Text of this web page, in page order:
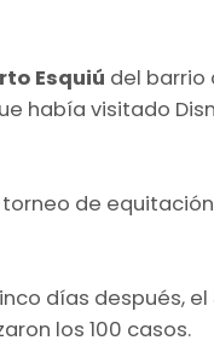
Esquiú del barrio
había visitado
de
días después,
los 100 casos.